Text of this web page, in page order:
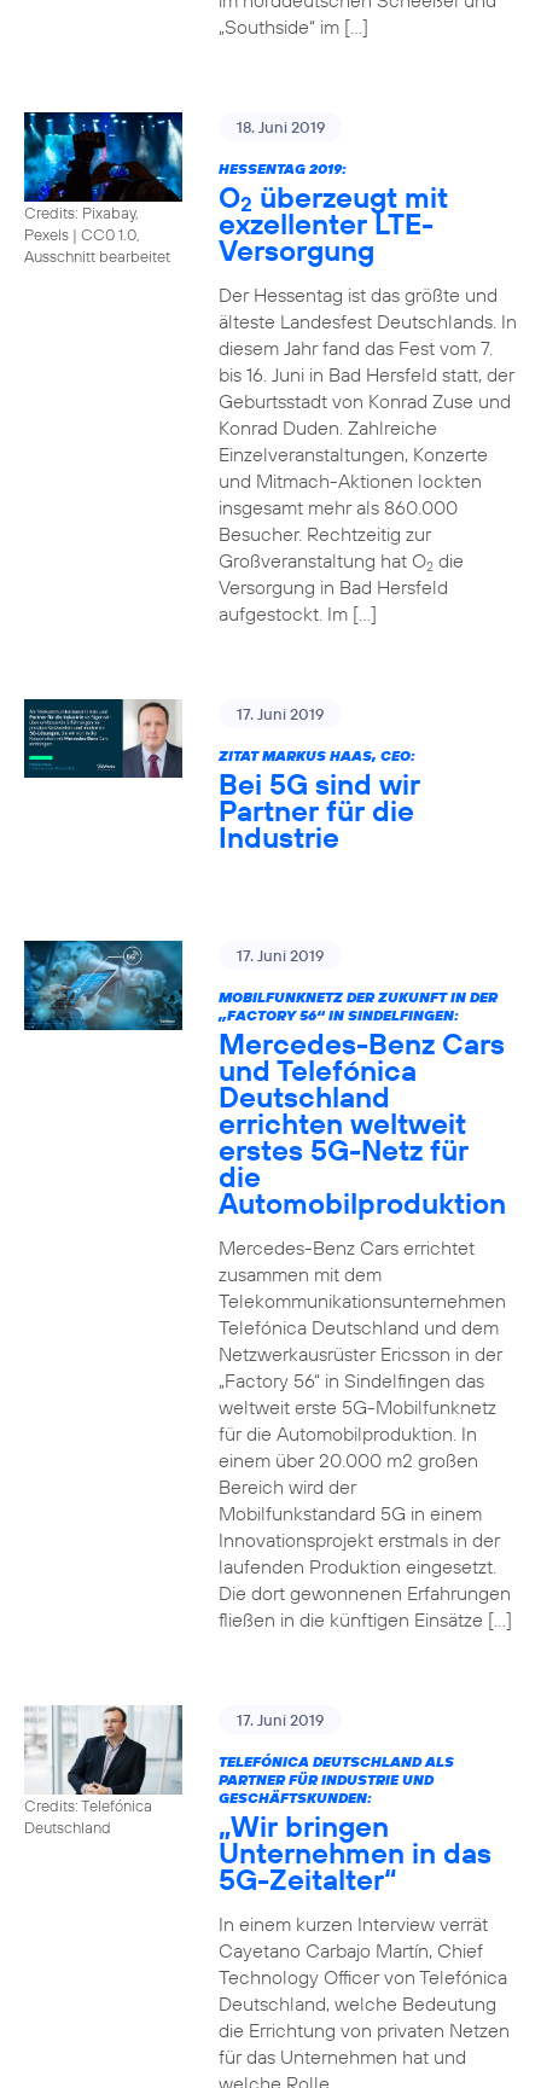
„Southside“ im […]
Credits: Pixabay,
Pexels | CC0 1.0,
Ausschnitt bearbeitet
18. Juni 2019
HESSENTAG 2019:
O2 überzeugt mit
exzellenter LTE-
Versorgung
Der Hessentag ist das größte und
älteste Landesfest Deutschlands. In
diesem Jahr fand das Fest vom 7.
bis 16. Juni in Bad Hersfeld statt, der
Geburtsstadt von Konrad Zuse und
Konrad Duden. Zahlreiche
Einzelveranstaltungen, Konzerte
und Mitmach-Aktionen lockten
insgesamt mehr als 860.000
Besucher. Rechtzeitig zur
Großveranstaltung hat O2die
Versorgung in Bad Hersfeld
aufgestockt. Im […]
17. Juni 2019
ZITAT MARKUS HAAS, CEO:
Bei 5G sind wir
Partner für die
Industrie
17. Juni 2019
MOBILFUNKNETZ DER ZUKUNFT IN DER
„FACTORY 56“ IN SINDELFINGEN:
Mercedes-Benz Cars
und Telefónica
Deutschland
errichten weltweit
erstes 5G-Netz für
die
Automobilproduktion
Mercedes-Benz Cars errichtet
zusammen mit dem
Telekommunikationsunternehmen
Telefónica Deutschland und dem
Netzwerkausrüster Ericsson in der
„Factory 56“ in Sindelfingen das
weltweit erste 5G-Mobilfunknetz
für die Automobilproduktion. In
einem über 20.000 m2 großen
Bereich wird der
Mobilfunkstandard 5G in einem
Innovationsprojekt erstmals in der
laufenden Produktion eingesetzt.
Die dort gewonnenen Erfahrungen
fließen in die künftigen Einsätze […]
Credits: Telefónica
Deutschland
17. Juni 2019
TELEFÓNICA DEUTSCHLAND ALS
PARTNER FÜR INDUSTRIE UND
GESCHÄFTSKUNDEN:
„Wir bringen
Unternehmen in das
5G-Zeitalter“
In einem kurzen Interview verrät
Cayetano Carbajo Martín, Chief
Technology Officer von Telefónica
Deutschland, welche Bedeutung
die Errichtung von privaten Netzen
für das Unternehmen hat und
welche Rolle